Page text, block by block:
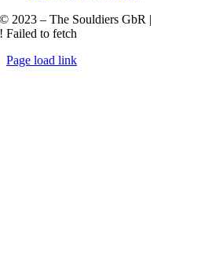
© 2023 – The Souldiers GbR |
! Failed to fetch
Page load link